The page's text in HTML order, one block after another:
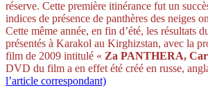
réserve. Cette première itinérance fut un
indices de présence de panthères des neiges
Cette même année, en fin d’été, les résultats
présentés à Karakol au Kirghizstan, avec la
film de 2009 intitulé « Za PANTHERA,
DVD du film a en effet été créé en russe,
l’article correspondant)